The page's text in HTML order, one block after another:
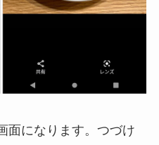
面になります。つづけ